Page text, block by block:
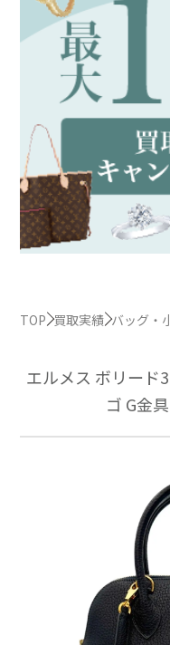
TOP 買取実績 バッグ・
エルメス ボリード
ゴ G金